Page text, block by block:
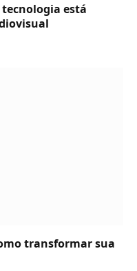
tecnologia está
transformar sua